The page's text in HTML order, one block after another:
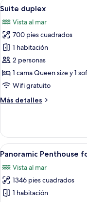
Abrir
todas
las
fotos
de
Suite
duplex
19
Suite duplex
Vista al mar
700 pies cuadrados
1 habitación
2 personas
1 cama Queen size y 1
Wifi gratuito
Más detalles
Más
duplex
Abrir
todas
las
fotos
de
28
Panoramic Penthouse
Vista al mar
1346 pies cuadrados
1 habitación